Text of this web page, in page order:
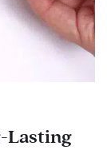
Lasting